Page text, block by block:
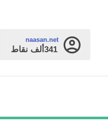
naasan.net
341ألف نقاط